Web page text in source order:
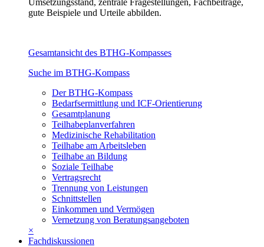
Umsetzungsstand, zentrale Fragestellungen, Fachbeiträge,
gute Beispiele und Urteile abbilden.
Gesamtansicht des BTHG-Kompasses
Suche im BTHG-Kompass
Der BTHG-Kompass
Bedarfsermittlung und ICF-Orientierung
Gesamtplanung
Teilhabeplanverfahren
Medizinische Rehabilitation
Teilhabe am Arbeitsleben
Teilhabe an Bildung
Soziale Teilhabe
Vertragsrecht
Trennung von Leistungen
Schnittstellen
Einkommen und Vermögen
Vernetzung von Beratungsangeboten
×
Fachdiskussionen